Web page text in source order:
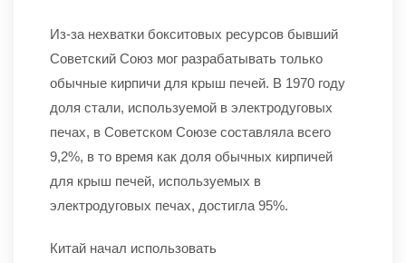
Из-за нехватки бокситовых ресурсов бывший
Советский Союз мог разрабатывать только
обычные кирпичи для крыш печей. В 1970 году
доля стали, используемой в электродуговых
печах, в Советском Союзе составляла всего
9,2%, в то время как доля обычных кирпичей
для крыш печей, используемых в
электродуговых печах, достигла 95%.
Китай начал использовать